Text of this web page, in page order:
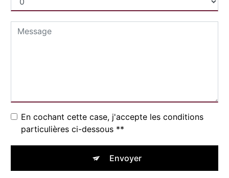
En cochant cette case, j'accepte les conditions
particulières ci-dessous **
Envoyer